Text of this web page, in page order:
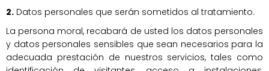
2. Datos personales que serán sometidos al tratamiento.
La persona moral, recabará de usted los datos personales
y datos personales sensibles que sean necesarios para la
adecuada prestación de nuestros servicios, tales como